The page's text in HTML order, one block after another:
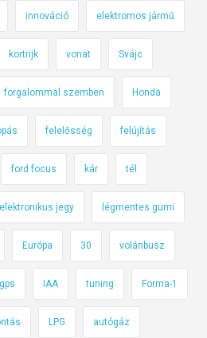
innováció elektromos jármű
kortrijk vonat Svájc
forgalommal szemben Honda
felelősség felújítás
ford focus kár tél
elektronikus jegy légmentes gumi
Európa 30 volánbusz
gps IAA tuning Forma-1
LPG autógáz